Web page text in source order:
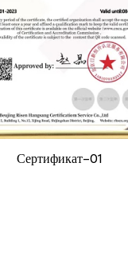
Сертификат-01